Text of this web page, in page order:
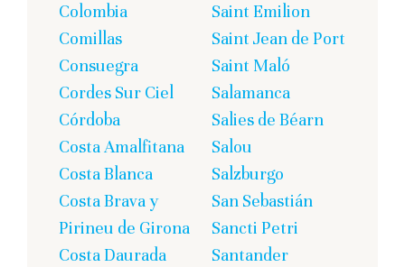
Colombia
Comillas
Consuegra
Cordes Sur Ciel
Córdoba
Costa Amalfitana
Costa Blanca
Costa Brava y
Pirineu de Girona
Costa Daurada
Saint Emilion
Saint Jean de Port
Saint Maló
Salamanca
Salies de Béarn
Salou
Salzburgo
San Sebastián
Sancti Petri
Santander